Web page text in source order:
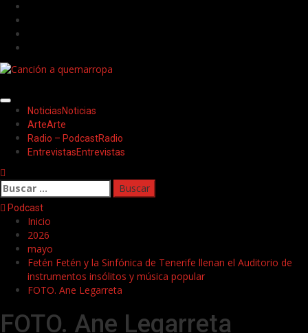
Saltar
contenido
Menú
principal
NoticiasNoticias
ArteArte
Radio – PodcastRadio
EntrevistasEntrevistas
Buscar:
Podcast
Inicio
2026
mayo
Fetén Fetén y la Sinfónica de Tenerife llenan el Auditorio de
instrumentos insólitos y música popular
FOTO. Ane Legarreta
FOTO. Ane Legarreta